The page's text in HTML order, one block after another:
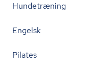
Hundetræning
Engelsk
Pilates